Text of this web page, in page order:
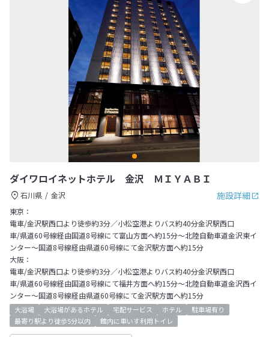
ダイワロイネットホテル 金沢 ＭＩＹＡＢＩ
施設詳細
石川県
金沢
東京：
電車/金沢駅西口より徒歩約3分／小松空港よりバス約40分金沢駅西口
車/県道60号線経由国道8号線にて富山方面へ約15分～北陸自動車道金沢東イ
ンター～国道8号線経由県道60号線にて金沢駅方面へ約15分
大阪：
電車/金沢駅西口より徒歩約3分／小松空港よりバス約40分金沢駅西口
車/県道60号線経由国道8号線にて福井方面へ約15分～北陸自動車道金沢西イ
ンター～国道8号線経由県道60号線にて金沢駅方面へ約15分
大浴場 大浴場があるホテル 宅配サービス ホテル
駐車場有り
最寄り駅より徒歩5分以内
館内に車いす利用トイレ